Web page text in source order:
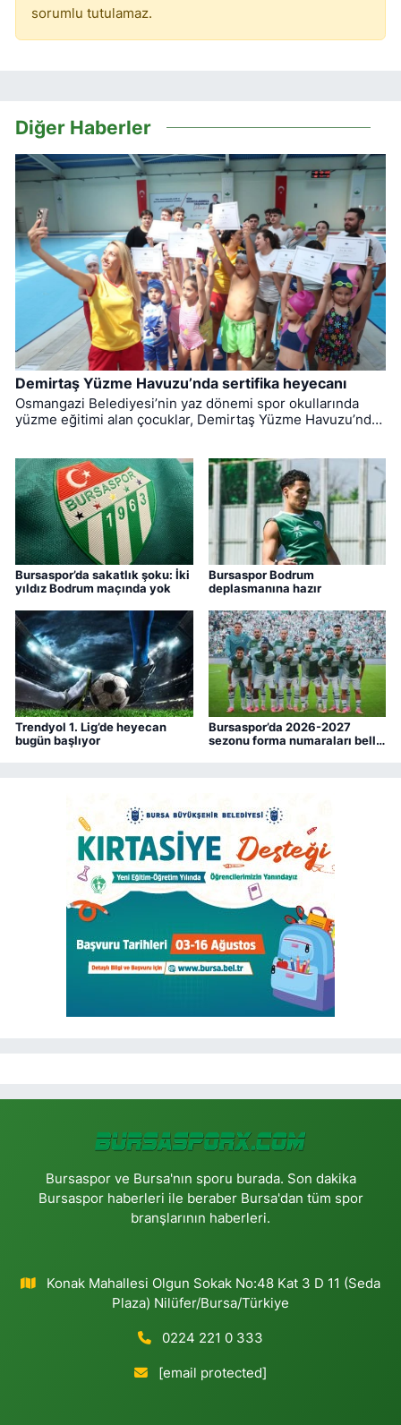
sorumlu tutulamaz.
Diğer Haberler
Demirtaş Yüzme Havuzu’nda sertifika heyecanı
Osmangazi Belediyesi’nin yaz dönemi spor okullarında
yüzme eğitimi alan çocuklar, Demirtaş Yüzme Havuzu’nda
Bursaspor’da sakatlık şoku: İki
yıldız Bodrum maçında yok
Bursaspor Bodrum
deplasmanına hazır
Trendyol 1. Lig’de heyecan
bugün başlıyor
Bursaspor’da 2026-2027
sezonu forma numaraları belli
Bursaspor ve Bursa'nın sporu burada. Son dakika
Bursaspor haberleri ile beraber Bursa'dan tüm spor
branşlarının haberleri.
Konak Mahallesi Olgun Sokak No:48 Kat 3 D 11 (Seda
Plaza) Nilüfer/Bursa/Türkiye
0224 221 0 333
[email protected]